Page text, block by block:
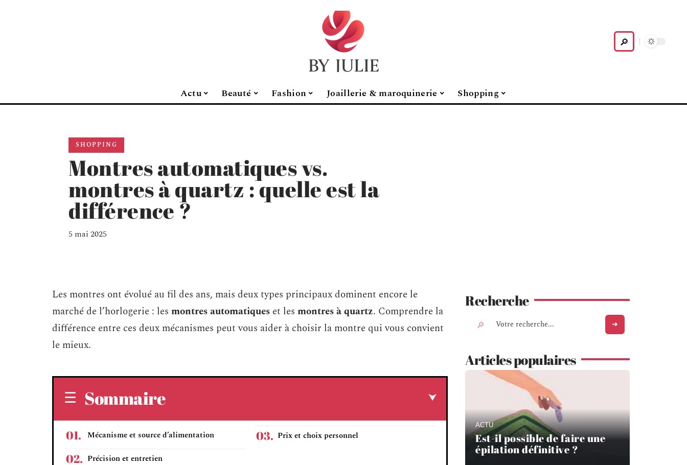
Actu Beauté Fashion Joaillerie & maroquinerie Shopping
SHOPPING
Montres automatiques vs.
montres à quartz : quelle est la
différence ?
5 mai 2025
Les montres ont évolué au fil des ans, mais deux types principaux dominent encore le
marché de l’horlogerie : les montres automatiques et les montres à quartz. Comprendre la
différence entre ces deux mécanismes peut vous aider à choisir la montre qui vous convient
le mieux.
Sommaire
Mécanisme et source d’alimentation
Précision et entretien
Prix et choix personnel
Recherche
Articles populaires
ACTU
Est-il possible de faire une
épilation définitive ?